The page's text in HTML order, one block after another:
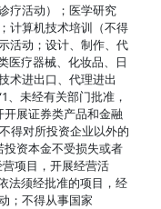
疗活动）；医学研究
计算机技术培训（不得
活动；设计、制作、代
医疗器械、化妆品、日
术进出口、代理进出
、未经有关部门批准，
展证券类产品和金融
得对所投资企业以外的
资本金不受损失或者
项目，开展经营活
法须经批准的项目，经
；不得从事国家